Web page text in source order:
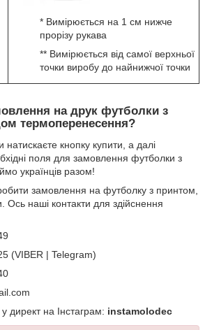
* Вимірюється на 1 см нижче
прорізу рукава
** Вимірюється від самої верхньої
точки виробу до найнижчої точки
на друк футболки з
термоперенесення?
кнопку купити, а далі
поля для замовлення футболки з
українців разом!
замовлення на футболку з принтом,
Ось наші контакти для здійснення
(VIBER | Telegram)
директ на Інстаграм: instamolodec